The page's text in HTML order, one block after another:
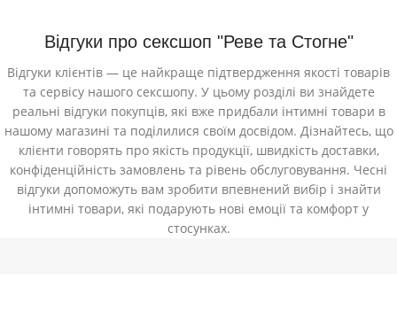
Відгуки про сексшоп "Реве та Стогне"
Відгуки клієнтів — це найкраще підтвердження якості товарів
та сервісу нашого сексшопу. У цьому розділі ви знайдете
реальні відгуки покупців, які вже придбали інтимні товари в
нашому магазині та поділилися своїм досвідом. Дізнайтесь, що
клієнти говорять про якість продукції, швидкість доставки,
конфіденційність замовлень та рівень обслуговування. Чесні
відгуки допоможуть вам зробити впевнений вибір і знайти
інтимні товари, які подарують нові емоції та комфорт у
стосунках.